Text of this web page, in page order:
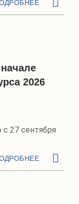
2026
27 сентября